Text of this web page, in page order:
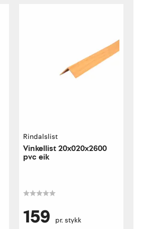
Rindalslist
Vinkellist 20x020x2600
pvc eik
159 pr. stykk